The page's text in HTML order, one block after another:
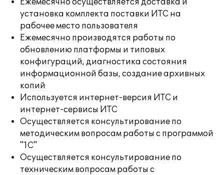
Ежемесячно осуществляется доставка и
установка комплекта поставки ИТС на
рабочее место пользователя
Ежемесячно производятся работы по
обновлению платформы и типовых
конфигураций, диагностика состояния
информационной базы, создание архивных
копий
Используется интернет-версия ИТС и
интернет-сервисы ИТС
Осуществляется консультирование по
методическим вопросам работы с программой
"1С"
Осуществляется консультирование по
техническим вопросам работы с